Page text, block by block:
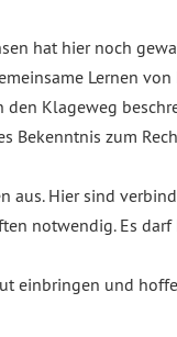
hat hier noch
Lernen
Klageweg
Bekenntnis zum
aus. Hier sind
notwendig. Es
einbringen und